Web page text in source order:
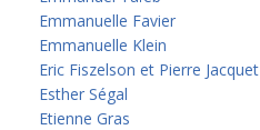
Emmanuelle Favier
Emmanuelle Klein
Eric Fiszelson et Pierre Jacquet
Esther Ségal
Etienne Gras